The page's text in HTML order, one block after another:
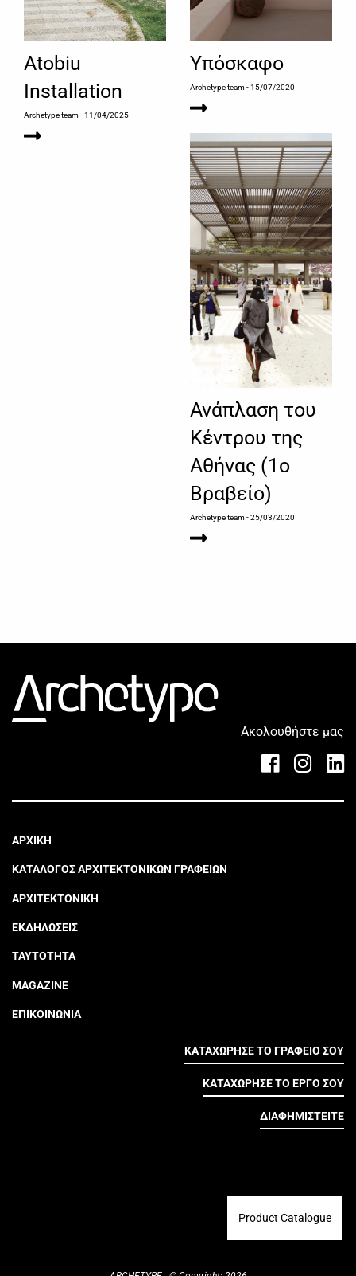
Atobiu
Installation
Archetype team- 11/04/2025
Υπόσκαφο
Archetype team- 15/07/2020
Ανάπλαση του
Κέντρου της
Αθήνας (1o
Βραβείο)
Archetype team- 25/03/2020
Ακολουθήστε μας
ΑΡΧΙΚΗ
ΚΑΤΑΛΟΓΟΣ ΑΡΧΙΤΕΚΤΟΝΙΚΩΝ ΓΡΑΦΕΙΩΝ
ΑΡΧΙΤΕΚΤΟΝΙΚΗ
ΕΚΔΗΛΩΣΕΙΣ
ΤΑΥΤΟΤΗΤΑ
MAGAZINE
ΕΠΙΚΟΙΝΩΝΙΑ
ΚΑΤΑΧΩΡΗΣΕ ΤΟ ΓΡΑΦΕΙΟ ΣΟΥ
ΚΑΤΑΧΩΡΗΣΕ ΤΟ ΕΡΓΟ ΣΟΥ
ΔΙΑΦΗΜΙΣΤΕΙΤΕ
Product Catalogue